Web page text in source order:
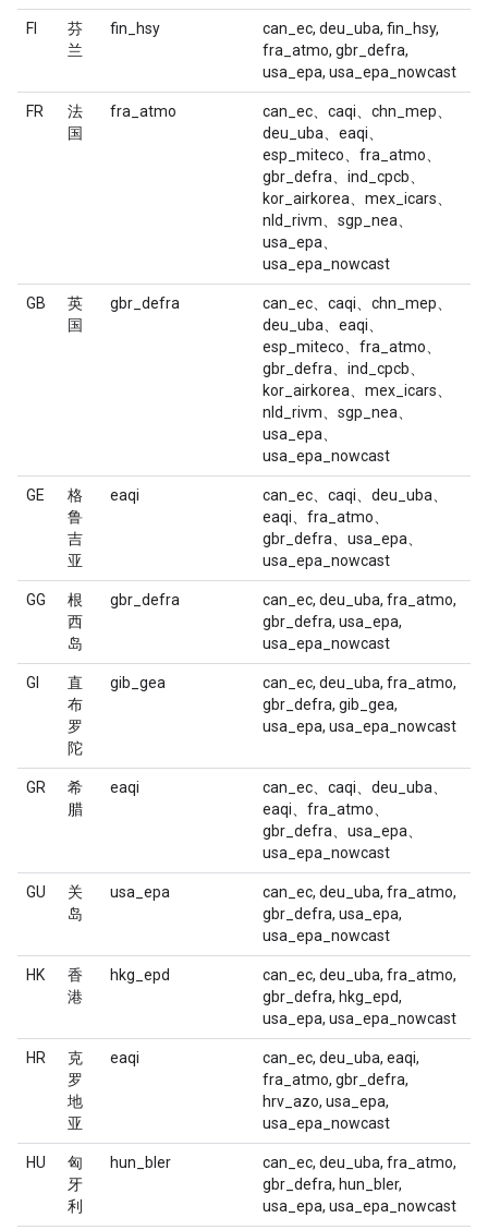
FI
芬
兰
fin_hsy
can_ec, deu_uba, fin_hsy,
fra_atmo, gbr_defra,
usa_epa, usa_epa_nowcast
FR
法
国
fra_atmo
can_ec、caqi、chn_mep、
deu_uba、eaqi、
esp_miteco、fra_atmo、
gbr_defra、ind_cpcb、
kor_airkorea、mex_icars、
nld_rivm、sgp_nea、
usa_epa、
usa_epa_nowcast
GB
英
国
gbr_defra
can_ec、caqi、chn_mep、
deu_uba、eaqi、
esp_miteco、fra_atmo、
gbr_defra、ind_cpcb、
kor_airkorea、mex_icars、
nld_rivm、sgp_nea、
usa_epa、
usa_epa_nowcast
GE
格
鲁
吉
亚
eaqi
can_ec、caqi、deu_uba、
eaqi、fra_atmo、
gbr_defra、usa_epa、
usa_epa_nowcast
GG
根
西
岛
gbr_defra
can_ec, deu_uba, fra_atmo,
gbr_defra, usa_epa,
usa_epa_nowcast
GI
直
布
罗
陀
gib_gea
can_ec, deu_uba, fra_atmo,
gbr_defra, gib_gea,
usa_epa, usa_epa_nowcast
GR
希
腊
eaqi
can_ec、caqi、deu_uba、
eaqi、fra_atmo、
gbr_defra、usa_epa、
usa_epa_nowcast
GU
关
岛
usa_epa
can_ec, deu_uba, fra_atmo,
gbr_defra, usa_epa,
usa_epa_nowcast
HK
香
港
hkg_epd
can_ec, deu_uba, fra_atmo,
gbr_defra, hkg_epd,
usa_epa, usa_epa_nowcast
HR
克
罗
地
亚
eaqi
can_ec, deu_uba, eaqi,
fra_atmo, gbr_defra,
hrv_azo, usa_epa,
usa_epa_nowcast
HU
匈
牙
利
hun_bler
can_ec, deu_uba, fra_atmo,
gbr_defra, hun_bler,
usa_epa, usa_epa_nowcast